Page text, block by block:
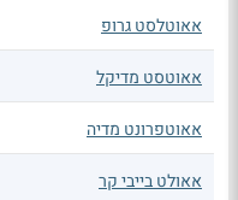
אאוטלסט גרופ
אאוטסט מדיקל
אאוטפרונט מדיה
אאולט בייבי קר